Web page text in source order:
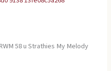
58 u Strathies My Melody